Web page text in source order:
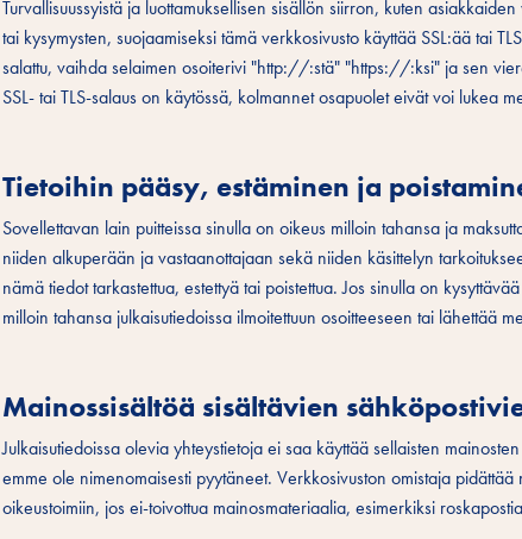
Turvallisuussyistä ja luottamuksellisen sisällön siirron, kuten
tai kysymysten, suojaamiseksi tämä verkkosivusto käyttää SSL:ää tai
salattu, vaihda selaimen osoiterivi "http://:stä" "https://:ksi" ja sen
SSL- tai TLS-salaus on käytössä, kolmannet osapuolet eivät voi lukea
Tietoihin pääsy, estäminen ja
Sovellettavan lain puitteissa sinulla on oikeus milloin tahansa ja
niiden alkuperään ja vastaanottajaan sekä niiden käsittelyn
nämä tiedot tarkastettua, estettyä tai poistettua. Jos sinulla on
milloin tahansa julkaisutiedoissa ilmoitettuun osoitteeseen tai lähettää
Mainossisältöä sisältävien
Julkaisutiedoissa olevia yhteystietoja ei saa käyttää sellaisten
emme ole nimenomaisesti pyytäneet. Verkkosivuston omistaja
oikeustoimiin, jos ei-toivottua mainosmateriaalia, esimerkiksi